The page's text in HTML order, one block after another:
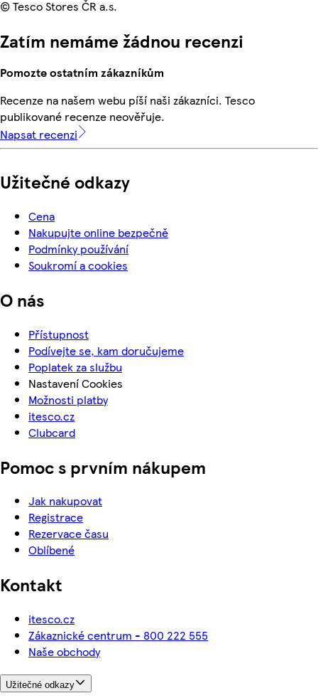
© Tesco Stores ČR a.s.
Zatím nemáme žádnou recenzi
Pomozte ostatním zákazníkům
Recenze na našem webu píší naši zákazníci. Tesco
publikované recenze neověřuje.
Napsat recenzi
Užitečné odkazy
Cena
Nakupujte online bezpečně
Podmínky používání
Soukromí a cookies
O nás
Přístupnost
Podívejte se, kam doručujeme
Poplatek za službu
Nastavení Cookies
Možnosti platby
itesco.cz
Clubcard
Pomoc s prvním nákupem
Jak nakupovat
Registrace
Rezervace času
Oblíbené
Kontakt
itesco.cz
Zákaznické centrum - 800 222 555
Naše obchody
Užitečné odkazy